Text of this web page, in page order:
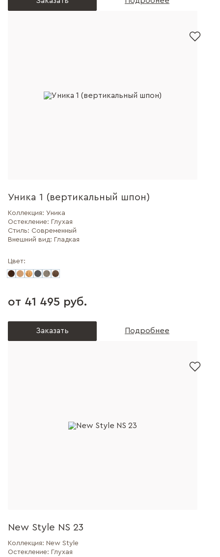
Уника 1 (вертикальный шпон)
Коллекция: Уника
Остекление: Глухая
Стиль: Современный
Внешний вид: Гладкая
Цвет:
от 41 495 руб.
Заказать Подробнее
New Style NS 23
Коллекция: New Style
Остекление: Глухая